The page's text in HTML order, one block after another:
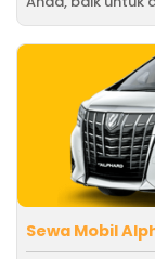
Sewa Mobil